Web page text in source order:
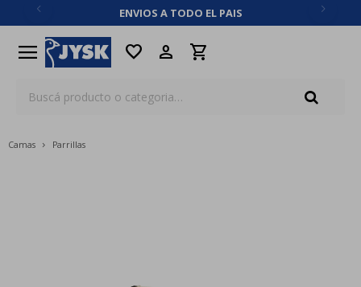
ENVIOS A TODO EL PAIS
menu favorite
Camas Parrillas
close